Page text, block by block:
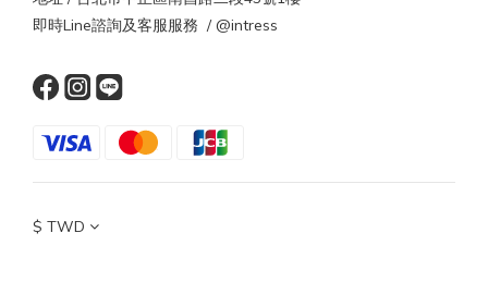
即時Line諮詢及客服服務 / @intress
$ TWD